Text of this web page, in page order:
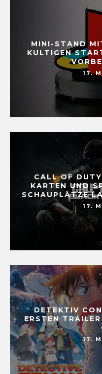
MINI-STAND
KULTIGEN
17.
CALL OF
KARTEN UND
SCHAUPLÄTZE
17.
DETEKTIV
ERSTEN
17.